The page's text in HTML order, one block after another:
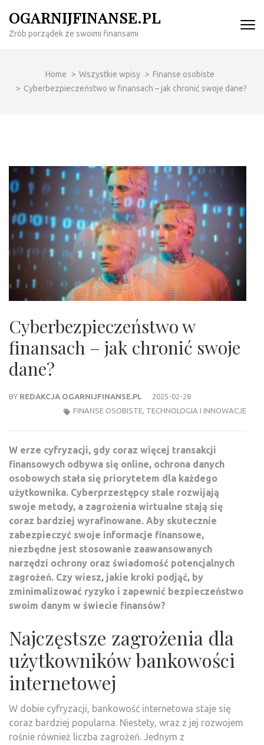
content
OGARNIJFINANSE.PL
Zrób porządek ze swoimi finansami
Home > Wszystkie wpisy > Finanse osobiste
> Cyberbezpieczeństwo w finansach – jak chronić swoje dane?
Cyberbezpieczeństwo w
finansach – jak chronić swoje
dane?
BY REDAKCJA OGARNIJFINANSE.PL
2025-02-28
FINANSE OSOBISTE, TECHNOLOGIA I INNOWACJE
W erze cyfryzacji, gdy coraz więcej transakcji
finansowych odbywa się online, ochrona danych
osobowych stała się priorytetem dla każdego
użytkownika. Cyberprzestępcy stale rozwijają
swoje metody, a zagrożenia wirtualne stają się
coraz bardziej wyrafinowane. Aby skutecznie
zabezpieczyć swoje informacje finansowe,
niezbędne jest stosowanie zaawansowanych
narzędzi ochrony oraz świadomość potencjalnych
zagrożeń. Czy wiesz, jakie kroki podjąć, by
zminimalizować ryzyko i zapewnić bezpieczeństwo
swoim danym w świecie finansów?
Najczęstsze zagrożenia dla
użytkowników bankowości
internetowej
W dobie cyfryzacji, bankowość internetowa staje się
coraz bardziej popularna. Niestety, wraz z jej rozwojem
rośnie również liczba zagrożeń. Jednym z